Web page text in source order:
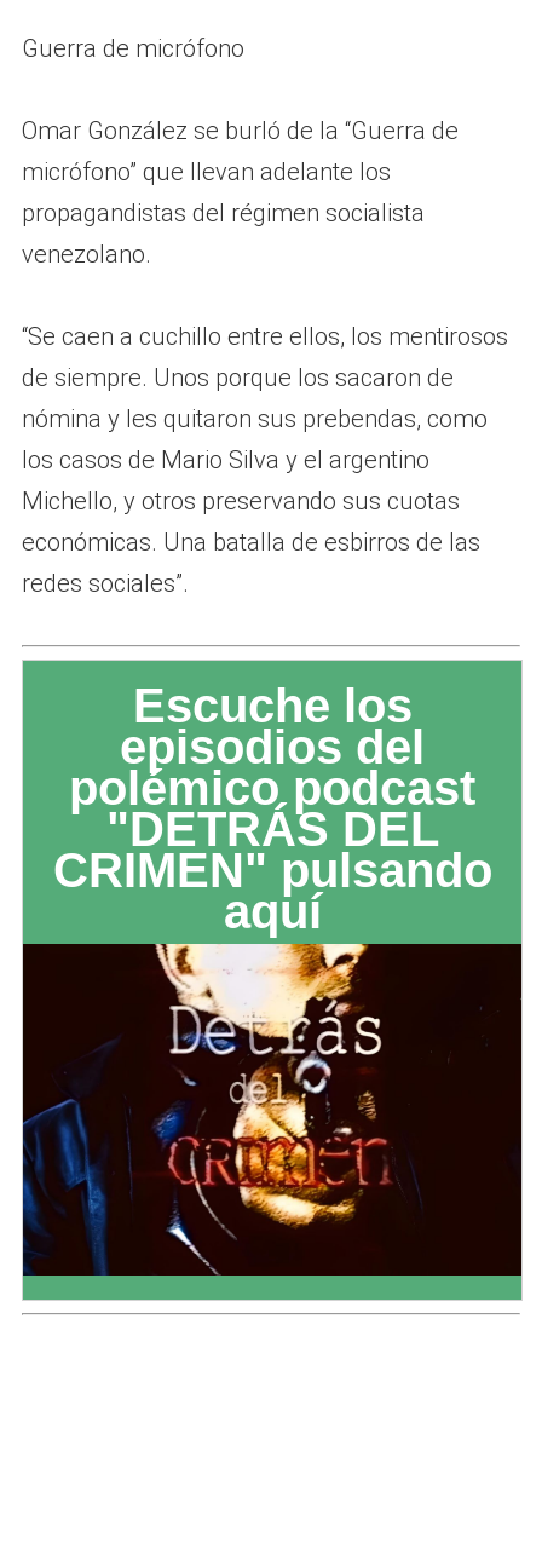
Guerra de micrófono
Omar González se burló de la “Guerra de
micrófono” que llevan adelante los
propagandistas del régimen socialista
venezolano.
“Se caen a cuchillo entre ellos, los mentirosos
de siempre. Unos porque los sacaron de
nómina y les quitaron sus prebendas, como
los casos de Mario Silva y el argentino
Michello, y otros preservando sus cuotas
económicas. Una batalla de esbirros de las
redes sociales”.
Escuche los
episodios del
polémico podcast
"DETRÁS DEL
CRIMEN" pulsando
aquí